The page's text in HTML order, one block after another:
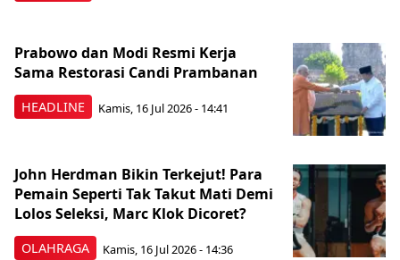
HEADLINE
Prabowo dan Modi Resmi Kerja
Sama Restorasi Candi Prambanan
Kamis, 16 Jul 2026 - 14:41
OLAHRAGA
John Herdman Bikin Terkejut! Para
Pemain Seperti Tak Takut Mati Demi
Lolos Seleksi, Marc Klok Dicoret?
Kamis, 16 Jul 2026 - 14:36